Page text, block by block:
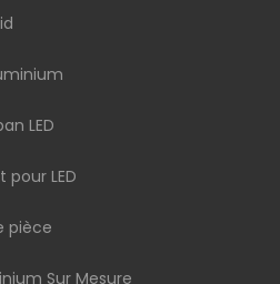
LED
LED
pièce
Sur Mesure